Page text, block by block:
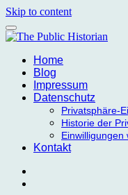
Skip to content
Home
Blog
Impressum
Datenschutz
Privatsphäre-
Historie der
Einwilligungen
Kontakt